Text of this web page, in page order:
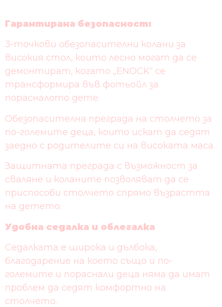
Гарантирана безопасност:
3-точкови обезопасителни колани за
високия стол, които лесно могат да се
демонтират, когато „ENOCK“ се
трансформира във фотьойл за
порасналото дете.
Обезопасителна преграда на столчето за
по-големите деца, които искат да седят
заедно с родителите си на високата маса.
Защитната преграда с възможност за
сваляне и коланите позволяват да се
приспособи столчето спрямо възрастта
на детето.
Удобна седалка и облегалка
Седалката е широка и дълбока,
благодарение на което също и по-
големите и пораснали деца няма да имат
проблем да седят комфортно на
столчето.